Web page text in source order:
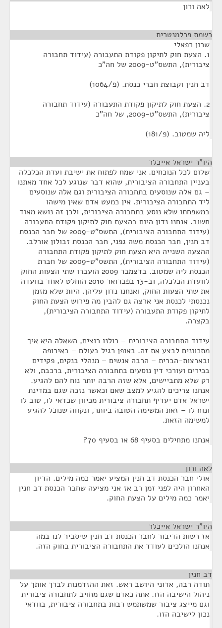
לאה ורון
רשמת פרלמנטרית
שרון רפאלי
1. הצעת חוק לתיקון פקודת התעבורה (עידוד תחבורה
ציבורית), התשס"ט-2009 של חה"כ
דב חנין וקבוצת חברי כנסת. (פ/1064)
2. הצעת חוק לתיקון פקודת התעבורה (עידוד תחבורה
ציבורית), התשס"ט-2009, של חה"כ
ליה שמטוב. (פ/181)
היו"ר ישראל אייכלר
שלום לכל הנוכחים. אני שמח לפתוח את ישיבת ועדת הכלכלה
בעניין התחבורה הציבורית, שהוא דבר שנוגע לכל אחד מאתנו
– גם אלה שנוסעים בתחבורה הציבורית וגם אלה שנוסעים
ליד התחבורה הציבורית. אין כמעט אדם שאין מישהו
במשפחתו שלא נוסע בתחבורה הציבורית, ולכן זה נושא מאוד
חשוב. אנחנו נדון היום בהצעת חוק לתיקון פקודת התעבורה
(עידוד התחבורה הציבורית), התשס"ט-2009 של חבר הכנסת
דב חנין, חבר הכנסת משה גפני, חבר הכנסת זבולון אורלב.
ההצעה השנייה היא הצעת חוק לתיקון פקודת התחבורה
(עידוד התחבורה הציבורית), התשס"ט-2009 של חברת
הכנסת ליה שמטוב. בדצמבר 2009 הועברו שתי הצעות החוק
לוועדת הכלכלה, וב-13 בפברואר 2010 הוחלט לאחד בוועדה
את שתי הצעות החוק, ואנחנו נדון עליהן. היות שלא מזמן
נכנסתי לכנסת אני ארצה גם להבין מה פירוש הצעת החוק
לתיקון פקודת התעבורה (עידוד התחבורה הציבורית),
בקצרה.
עידוד התחבורה הציבורית – כולנו רוצים, השאלה היא איך
מתכוונים לבצע את זה. באופן רגיל בעולם – באירופה
ובארצות-הברית – הרבה אנשים – מנהלי בנקים, פקידים
בכירים ועורכי דין נוסעים בתחבורה הציבורית, ברכבת, ולא
רק שלא מתביישים, אלא שזה הרבה יותר נוח להם להגיע.
אנחנו צריכים להגיע למצב שאם וכאשר נזכה שגם במדינת
ישראל אדם יעדיף תחבורה ציבורית מכיוון שכדאי לו, טוב לו
ונוח לו – זאת המשימה הטובה ביותר, ונקווה שנוכל להגיע
למשימה הזאת.
אנחנו מתחילים בסעיף 68 או בסעיף 70?
לאה ורון
אולי חבר הכנסת דב חנין המציע יאמר כמה מילים. הדיון
האחרון היה לפני זמן רב אז אני מציעה שחבר הכנסת דב חנין
יאמר כמה מילים על הצעת החוק.
היו"ר ישראל אייכלר
אז רשות הדיבור לחבר הכנסת דב חנין שיסביר לנו במה
אנחנו הולכים לעודד את התחבורה הציבורית בחוק הזה.
דב חנין
תודה רבה, אדוני היושב ראש. זאת ההזדמנות לברך אותך על
ניהול הישיבה הזו. אתה כאדם שגם מחויב לתחבורה ציבורית
וגם מייצג ציבור שמשתמש רבות בתחבורה ציבורית, בוודאי
נכון לישיבה הזו.